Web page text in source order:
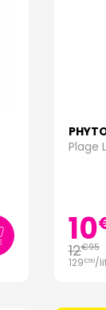
Plage
10
12€95
129€50/